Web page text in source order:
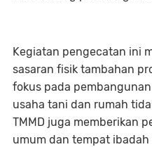
Kegiatan pengecatan ini
sasaran fisik tambahan
fokus pada
usaha tani dan rumah
TMMD juga memberikan
umum dan tempat